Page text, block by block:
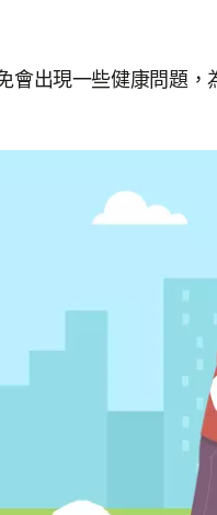
出現一些健康問題